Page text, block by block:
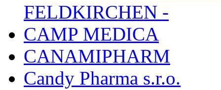
FELDKIRCHEN -
CAMP MEDICA
CANAMIPHARM
Candy Pharma s.r.o.